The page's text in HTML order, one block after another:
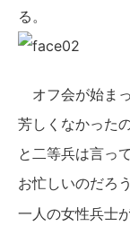
る。
オフ会が始ま
芳しくなかった
と二等兵は言っ
お忙しいのだろ
一人の女性兵士